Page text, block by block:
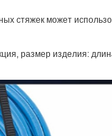
стяжек может
размер изделия: